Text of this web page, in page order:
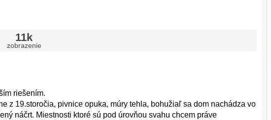
11k
zobrazenie
riešením.
z 19.storočia, pivnice opuka, múry tehla, bohužiaľ sa dom nachádza vo
náčrt. Miestnosti ktoré sú pod úrovňou svahu chcem práve